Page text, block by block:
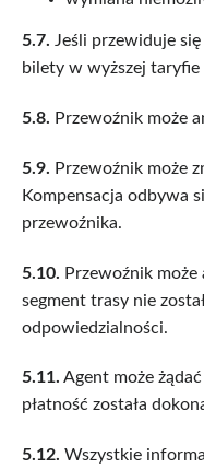
5.7. Jeśli przewiduje
bilety w wyższej
5.8. Przewoźnik może
5.9. Przewoźnik może
Kompensacja odbywa
przewoźnika.
5.10. Przewoźnik
segment trasy nie
odpowiedzialności.
5.11. Agent może
płatność została
5.12. Wszystkie